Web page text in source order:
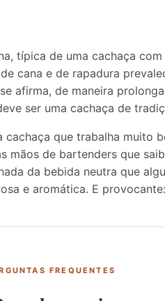
típica de uma cachaça
cana e de rapadura
afirma, de maneira
ser uma cachaça de
que trabalha muito
mãos de bartenders que
da bebida neutra que
e aromática. E
FREQUENTES